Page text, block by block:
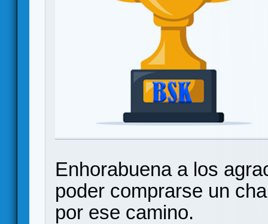
Enhorabuena a los
poder comprarse un
por ese camino.